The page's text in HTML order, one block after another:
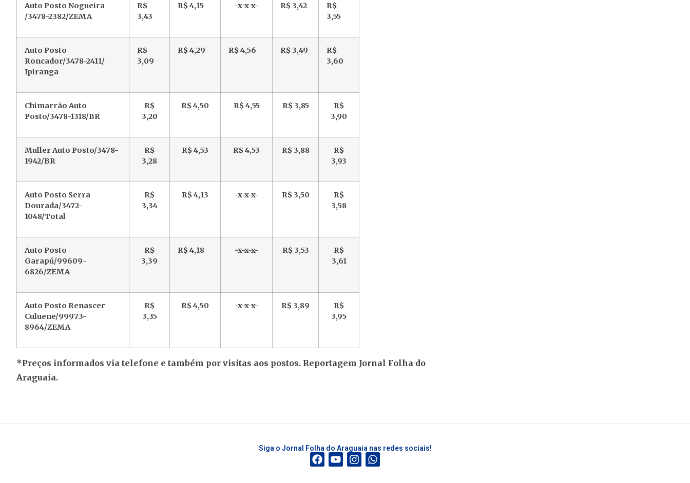
Auto Posto Nogueira
/3478-2382/ZEMA
R$
3,43
R$ 4,15 -x-x-x- R$ 3,42
R$
3,55
Auto Posto
Roncador/3478-2411/
Ipiranga
R$
3,09
R$ 4,29 R$ 4,56 R$ 3,49
R$
3,60
Chimarrão Auto
Posto/3478-1318/BR
R$
3,20
R$ 4,50 R$ 4,55 R$ 3,85
R$
3,90
Muller Auto Posto/3478-
1942/BR
R$
3,28
R$ 4,53 R$ 4,53 R$ 3,88
R$
3,93
Auto Posto Serra
Dourada/3472-
1048/Total
R$
3,34
R$ 4,13 -x-x-x- R$ 3,50
R$
3,58
Auto Posto
Garapú/99609-
6826/ZEMA
R$
3,39
R$ 4,18 -x-x-x- R$ 3,53
R$
3,61
Auto Posto Renascer
Culuene/99973-
8964/ZEMA
R$
3,35
R$ 4,50 -x-x-x- R$ 3,89
R$
3,95
*Preços informados via telefone e também por visitas aos postos. Reportagem Jornal Folha do
Araguaia.
Siga o Jornal Folha do Araguaia nas redes sociais!